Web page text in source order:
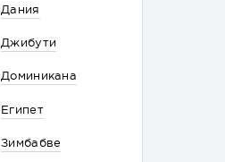
Дания
Джибути
Доминикана
Египет
Зимбабве